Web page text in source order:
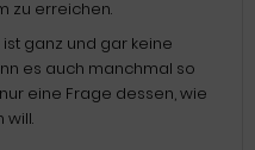
zu erreichen.
ganz und gar keine
es auch manchmal so
eine Frage dessen, wie
will.